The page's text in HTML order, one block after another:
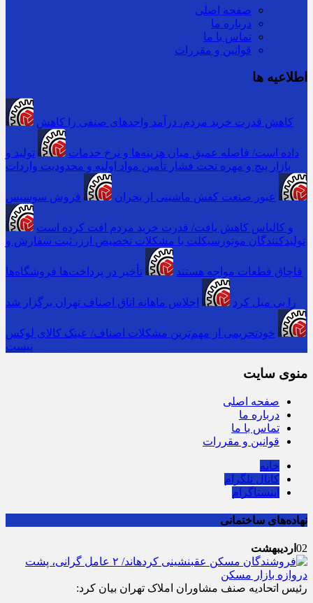
صفحه اصلی
درباره ما
تماس با ما
قوانین و مقررات
اطلاعیه ها
کاهش قدرت خرید مردم، درآمد واحدهای صنفی را کاهش
داده است/ فاصله عمیق میان هزینه‌ها و نرخ خدمات
تولید و
بازار پیچ و مهره تحت فشار تأمین مواد اولیه و محدودیت واردات
عبور صنعت کفش ماشینی از بحران فروش سوسیس
و کالباس کاهش یافت/ قدرت خرید مردم افت کرده است
تولیدکنندگان موتورسیکلت با مشکلات تخصیص ارز، ثبت سفارش و
قاچاق قطعات مواجه هستند تأخیر در پرداخت‌ها فروشگاه‌ها
را بی میل کرد اجلاس ماهانه اتاق اصناف تهران برگزار شد
خودتحریمی از مهم‌ترین مشکلات اصناف/ عینک کالای لوکس
نیست
منوی سایت
صفحه اصلی
درباره ما
تماس با ما
قوانین و مقررات
خانه
کانال تلگرام
اینستاگرام
نهاده‌های ساختمانی
02 اردیبهشت
رئیس اتحادیه صنف مشاوران املاک تهران بیان کرد: